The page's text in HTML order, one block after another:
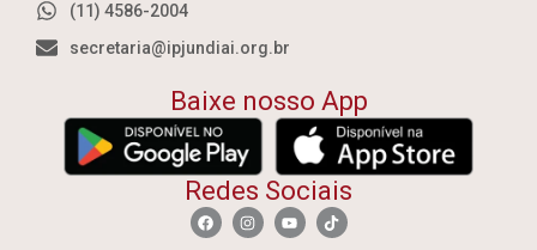
(11) 4586-2004
secretaria@ipjundiai.org.br
Baixe nosso App
Redes Sociais